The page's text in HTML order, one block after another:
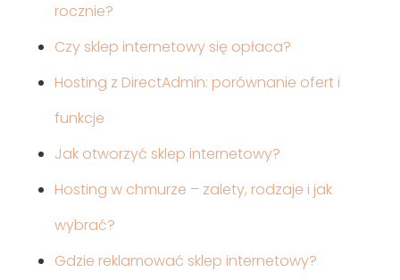
rocznie?
Czy sklep internetowy się opłaca?
Hosting z DirectAdmin: porównanie ofert i
funkcje
Jak otworzyć sklep internetowy?
Hosting w chmurze – zalety, rodzaje i jak
wybrać?
Gdzie reklamować sklep internetowy?